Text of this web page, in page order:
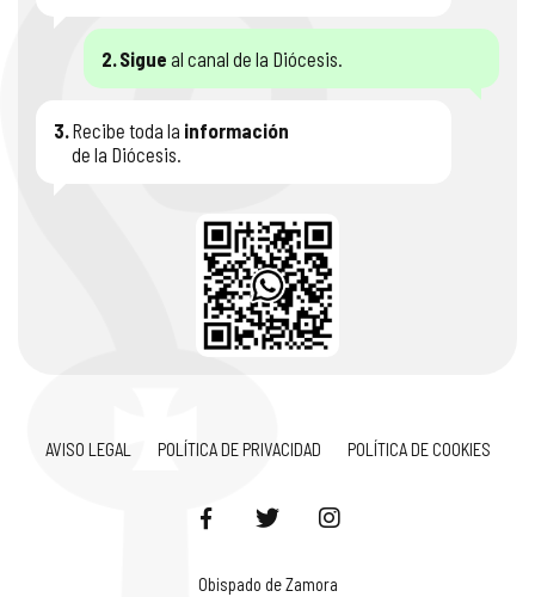
2.Sigue al canal de la Diócesis.
3.Recibe toda la información
de la Diócesis.
AVISO LEGAL POLÍTICA DE PRIVACIDAD POLÍTICA DE COOKIES
Obispado de Zamora